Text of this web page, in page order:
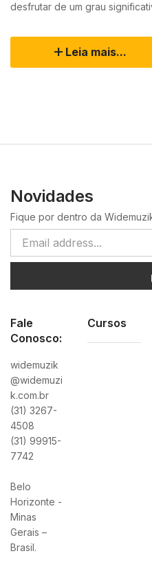
desfrutar de um grau
Leia mais...
Novidades
Fique por dentro da
Fale
Conosco:
widemuzik
@widemuzi
k.com.br
(31) 3267-
4508
(31) 99915-
7742
Belo
Horizonte -
Minas
Gerais –
Brasil.
Cursos